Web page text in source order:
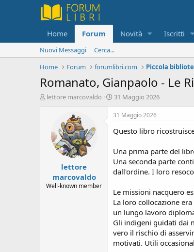
Home Forum Novità Iscritti
Nuovi Messaggi
Cerca...
Home
Forum forumlibri.com Piccola
Romanato, Gianpaolo - Le
C
s
lettore marcovaldo
D
a
t
d
i
n
i
z
o
31 Maggio 2026
lettore
marcovaldo
Well-known member
31 Maggio 2026
Questo libro
Una prima parte del
Una seconda parte
dall'ordine. I loro
Le missioni nacquero
La loro collocazione
un lungo lavoro
Gli indigeni guidati dai
vero il rischio di
motivati. Utili